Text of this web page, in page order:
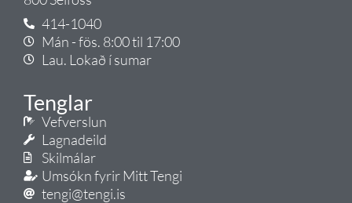
414-1040
Mán - fös. 8:00 til 17:00
Lau. Lokað í sumar
Tenglar
Vefverslun
Lagnadeild
Skilmálar
Umsókn fyrir Mitt Tengi
tengi@tengi.is